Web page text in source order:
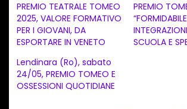
a
m
e
n
t
PREMIO TEATRALE TOMEO
2025, VALORE FORMATIVO
PER I GIOVANI, DA
ESPORTARE IN VENETO
PREMIO
“FORMIDABILE
SCUOLA E
Lendinara (Ro), sabato
24/05, PREMIO TOMEO E
OSSESSIONI QUOTIDIANE